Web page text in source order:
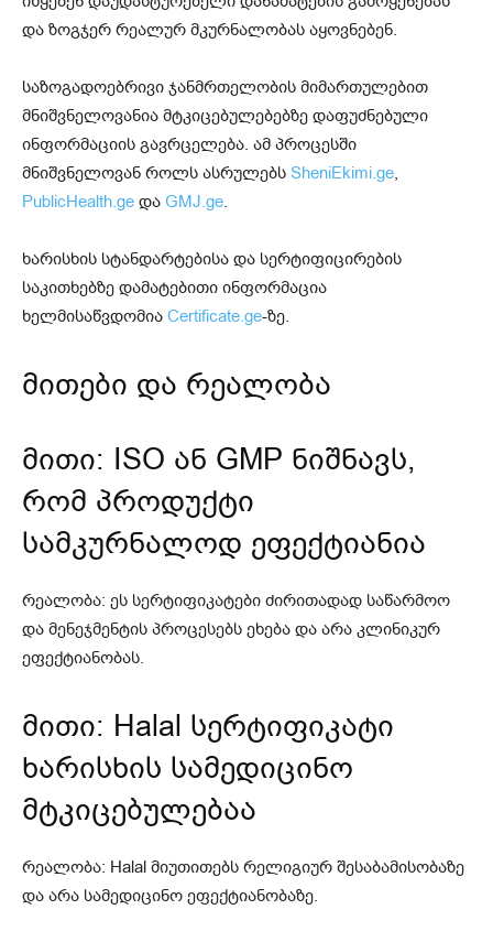
და ზოგჯერ რეალურ მკურნალობას აყოვნებენ.
საზოგადოებრივი ჯანმრთელობის მიმართულებით
მნიშვნელოვანია მტკიცებულებებზე დაფუძნებული
ინფორმაციის გავრცელება. ამ პროცესში
მნიშვნელოვან როლს ასრულებს SheniEkimi.ge,
PublicHealth.ge და GMJ.ge.
ხარისხის სტანდარტებისა და სერტიფიცირების
საკითხებზე დამატებითი ინფორმაცია
ხელმისაწვდომია Certificate.ge-ზე.
მითები და რეალობა
მითი: ISO ან GMP ნიშნავს,
რომ პროდუქტი
სამკურნალოდ ეფექტიანია
რეალობა: ეს სერტიფიკატები ძირითადად საწარმოო
და მენეჯმენტის პროცესებს ეხება და არა კლინიკურ
ეფექტიანობას.
მითი: Halal სერტიფიკატი
ხარისხის სამედიცინო
მტკიცებულებაა
რეალობა: Halal მიუთითებს რელიგიურ შესაბამისობაზე
და არა სამედიცინო ეფექტიანობაზე.